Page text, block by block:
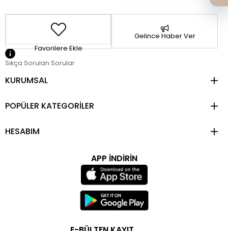
Favorilere Ekle
Gelince Haber Ver
Sıkça Sorulan Sorular
KURUMSAL
POPÜLER KATEGORİLER
HESABIM
APP İNDİRİN